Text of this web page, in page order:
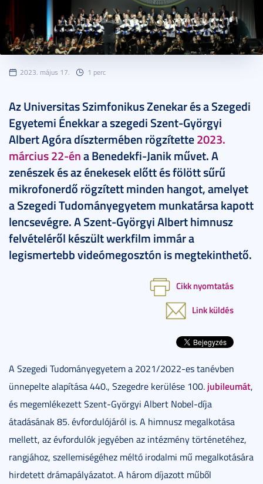
2023. május 17. 1 perc
Az Universitas Szimfonikus Zenekar és a Szegedi
Egyetemi Énekkar a szegedi Szent-Györgyi
Albert Agóra dísztermében rögzítette2023.
március 22-éna Benedekfi-Janik művet. A
zenészek és az énekesek előtt és fölött sűrű
mikrofonerdő rögzített minden hangot, amelyet
a Szegedi Tudományegyetem munkatársa kapott
lencsevégre. A Szent-Györgyi Albert himnusz
felvételéről készült werkfilm immár a
legismertebb videómegosztón is megtekinthető.
Cikk nyomtatás
Link küldés
A Szegedi Tudományegyetem a 2021/2022-es tanévben
ünnepelte alapítása 440., Szegedre kerülése 100. jubileumát,
és megemlékezett Szent-Györgyi Albert Nobel-díja
átadásának 85. évfordulójáról is. A himnusz megalkotása
mellett, az évfordulók jegyében az intézmény történetéhez,
rangjához, szellemiségéhez méltó irodalmi mű megalkotására
hirdetett drámapályázatot. A három díjazott műből